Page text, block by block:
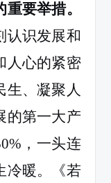
要举措。
认识发展和
人心的紧密
生、凝聚人
的第一大产
，一头连
暖。
《若